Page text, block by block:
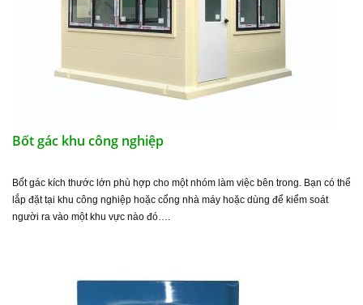
Bốt gác khu công nghiệp
Bốt gác kích thước lớn phù hợp cho một nhóm làm việc bên trong. Bạn có thể
lắp đặt tại khu công nghiệp hoặc cổng nhà máy hoặc dùng để kiểm soát
người ra vào một khu vực nào đó….